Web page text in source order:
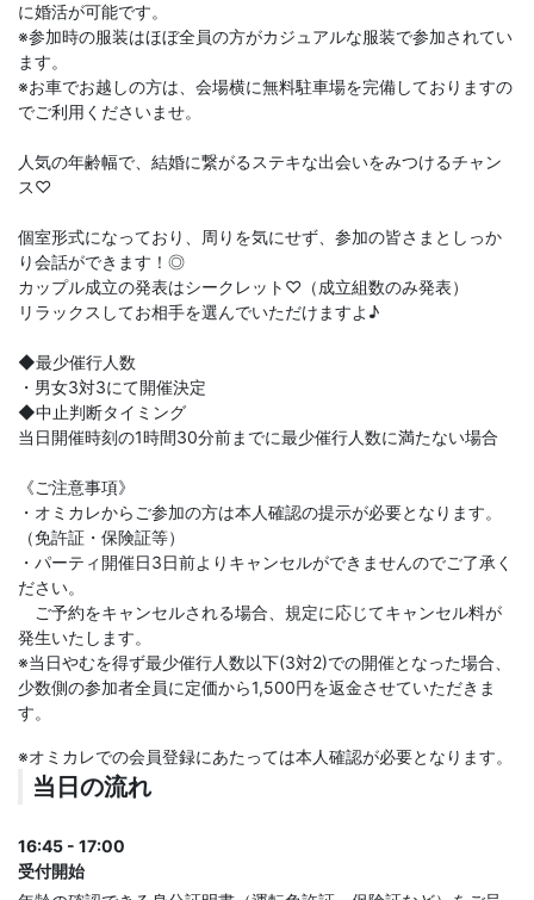
に婚活が可能です。
※参加時の服装はほぼ全員の方がカジュアルな服装で参加されてい
ます。
※お車でお越しの方は、会場横に無料駐車場を完備しておりますの
でご利用くださいませ。
人気の年齢幅で、結婚に繋がるステキな出会いをみつけるチャン
ス♡
個室形式になっており、周りを気にせず、参加の皆さまとしっか
り会話ができます！◎
カップル成立の発表はシークレット♡（成立組数のみ発表）
リラックスしてお相手を選んでいただけますよ♪
◆最少催行人数
・男女3対3にて開催決定
◆中止判断タイミング
当日開催時刻の1時間30分前までに最少催行人数に満たない場合
《ご注意事項》
・オミカレからご参加の方は本人確認の提示が必要となります。
（免許証・保険証等）
・パーティ開催日3日前よりキャンセルができませんのでご了承く
ださい。
ご予約をキャンセルされる場合、規定に応じてキャンセル料が
発生いたします。
※当日やむを得ず最少催行人数以下(3対2)での開催となった場合、
少数側の参加者全員に定価から1,500円を返金させていただきま
す。
※オミカレでの会員登録にあたっては本人確認が必要となります。
当日の流れ
16:45 - 17:00
受付開始